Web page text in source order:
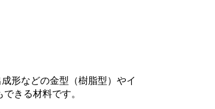
形などの金型（樹脂型）やイ
きる材料です。